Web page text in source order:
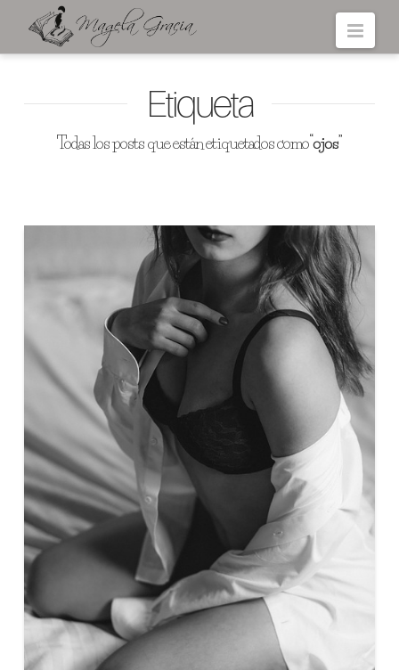
Etiqueta
Todas los posts que están etiquetados como“ojos”